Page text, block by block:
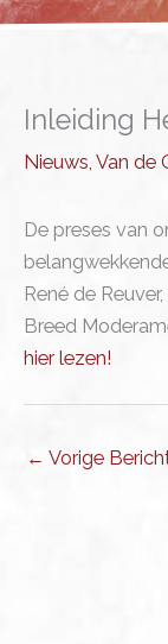
Ga
inhoudInleiding
Nieuws Van de
De preses van
René de
Breed
hier lezen!
← Vorige